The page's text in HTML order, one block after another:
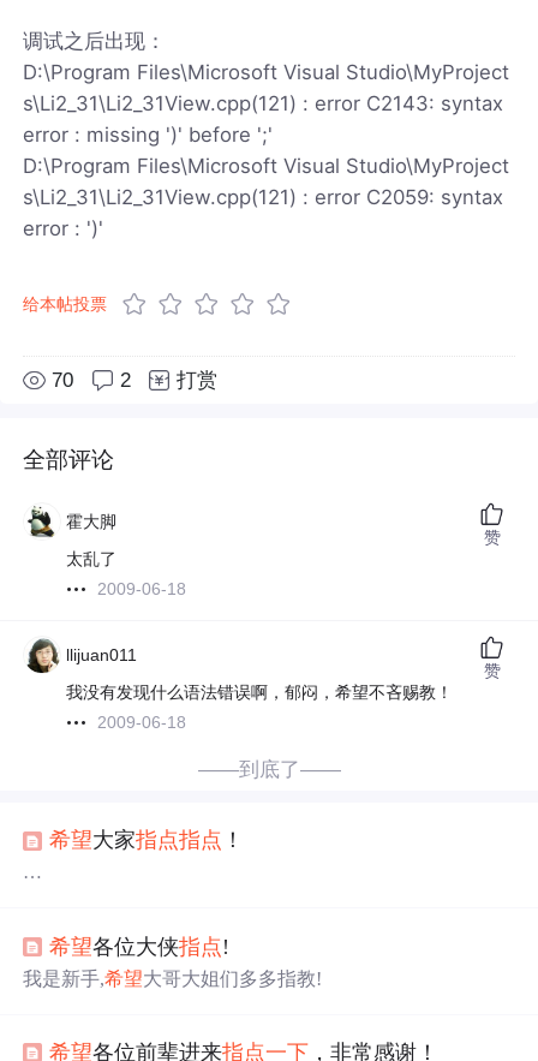
调试之后出现：
D:\Program Files\Microsoft Visual Studio\MyProject
s\Li2_31\Li2_31View.cpp(121) : error C2143: syntax
error : missing ')' before ';'
D:\Program Files\Microsoft Visual Studio\MyProject
s\Li2_31\Li2_31View.cpp(121) : error C2059: syntax
error : ')'
给本帖投票
70 2 打赏
全部评论
霍大脚
太乱了
2009-06-18
赞
llijuan011
我没有发现什么语法错误啊，郁闷，希望不吝赐教！
2009-06-18
赞
——到底了——
希望大家指点指点 ！
情况！
希望各位大侠指点 !
我是新手,希望大哥大姐们多多指教!
希望各位前辈进来指点一下 ，非常感谢！